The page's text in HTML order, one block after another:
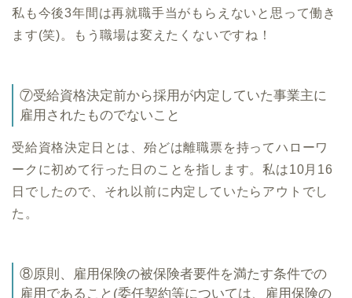
私も今後3年間は再就職手当がもらえないと思って働き
ます(笑)。もう職場は変えたくないですね！
⑦受給資格決定前から採用が内定していた事業主に
雇用されたものでないこと
受給資格決定日とは、殆どは離職票を持ってハローワ
ークに初めて行った日のことを指します。私は10月16
日でしたので、それ以前に内定していたらアウトでし
た。
⑧原則、雇用保険の被保険者要件を満たす条件での
雇用であること(委任契約等については、雇用保険の